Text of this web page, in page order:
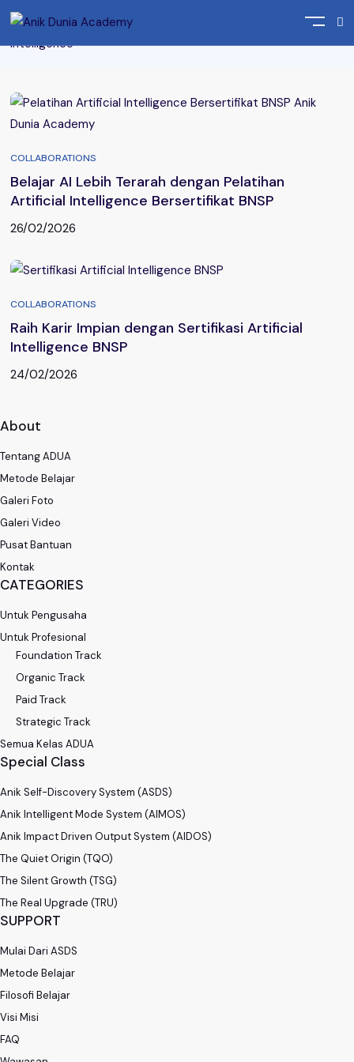
Home
Posts tagged "Sertifikasi BNSP Artificial
Intelligence"
COLLABORATIONS
Belajar AI Lebih Terarah dengan Pelatihan
Artificial Intelligence Bersertifikat BNSP
26/02/2026
COLLABORATIONS
Raih Karir Impian dengan Sertifikasi Artificial
Intelligence BNSP
24/02/2026
About
Tentang ADUA
Metode Belajar
Galeri Foto
Galeri Video
Pusat Bantuan
Kontak
CATEGORIES
Untuk Pengusaha
Untuk Profesional
Foundation Track
Organic Track
Paid Track
Strategic Track
Semua Kelas ADUA
Special Class
Anik Self-Discovery System (ASDS)
Anik Intelligent Mode System (AIMOS)
Anik Impact Driven Output System (AIDOS)
The Quiet Origin (TQO)
The Silent Growth (TSG)
The Real Upgrade (TRU)
SUPPORT
Mulai Dari ASDS
Metode Belajar
Filosofi Belajar
Visi Misi
FAQ